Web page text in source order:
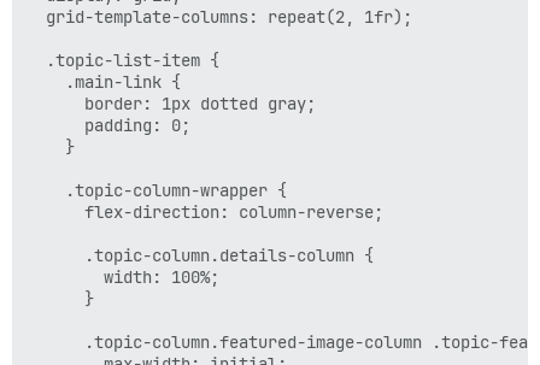
  grid-template-columns: repeat(2, 1fr);
  .topic-list-item {
    .main-link {
      border: 1px dotted gray;
      padding: 0;
    }
    .topic-column-wrapper {
      flex-direction: column-reverse;
      .topic-column.details-column {
        width: 100%;
      }
.topic-column.featured-image-column .topic-